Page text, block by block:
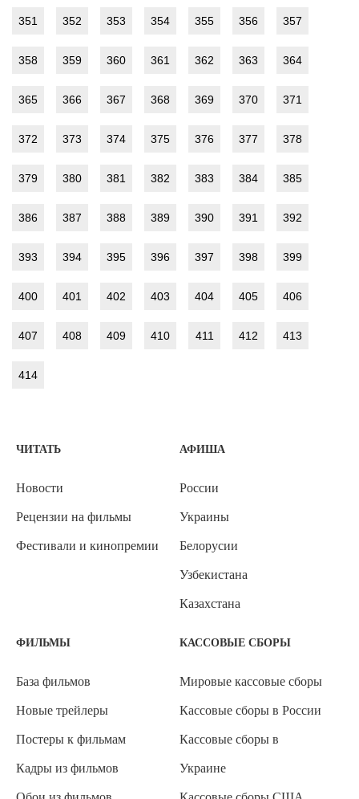
351 352 353 354 355 356 357
358 359 360 361 362 363 364
365 366 367 368 369 370 371
372 373 374 375 376 377 378
379 380 381 382 383 384 385
386 387 388 389 390 391 392
393 394 395 396 397 398 399
400 401 402 403 404 405 406
407 408 409 410 411 412 413
414
ЧИТАТЬ
Новости
Рецензии на фильмы
Фестивали и кинопремии
АФИША
России
Украины
Белорусии
Узбекистана
Казахстана
ФИЛЬМЫ
База фильмов
Новые трейлеры
Постеры к фильмам
Кадры из фильмов
КАССОВЫЕ СБОРЫ
Мировые кассовые сборы
Кассовые сборы в России
Кассовые сборы в
Украине